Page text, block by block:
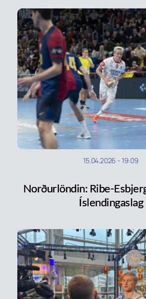
15.04.2026 - 19:09
Norðurlöndin: Ribe-
Íslendingaslag